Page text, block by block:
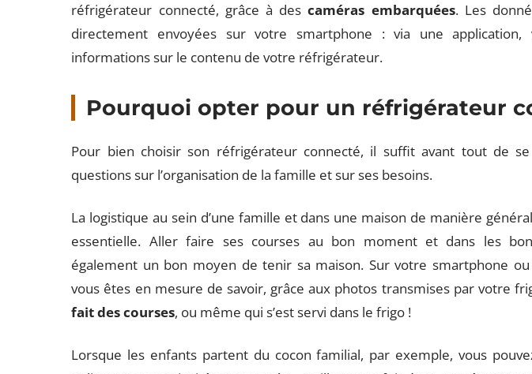
réfrigérateur connecté, grâce à descaméras embarquées. Les
directement envoyées sur votre smartphone : via une application,
informations sur le contenu de votre réfrigérateur.
Pourquoi opter pour un réfrigérateur
Pour bien choisir son réfrigérateur connecté, il suffit avant tout de
questions sur l’organisation de la famille et sur ses besoins.
La logistique au sein d’une famille et dans une maison de manière
essentielle. Aller faire ses courses au bon moment et dans les
également un bon moyen de tenir sa maison. Sur votre smartphone
vous êtes en mesure de savoir, grâce aux photos transmises par votre
fait des courses, ou même qui s’est servi dans le frigo !
Lorsque les enfants partent du cocon familial, par exemple, vous